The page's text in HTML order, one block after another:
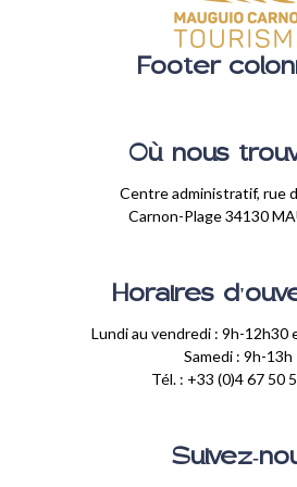
Footer
Où nous
Centre administratif, rue
Carnon-Plage 34130
Horaires
Lundi au vendredi : 9h-12h30
Samedi : 9h-13h
Tél. : +33 (0)4 67 50
Suivez-